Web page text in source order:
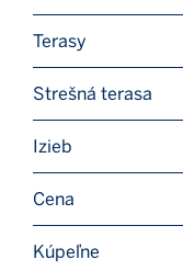
Terasy
Strešná terasa
Izieb
Cena
Kúpeľne